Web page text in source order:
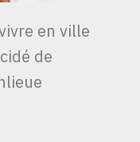
en ville
de